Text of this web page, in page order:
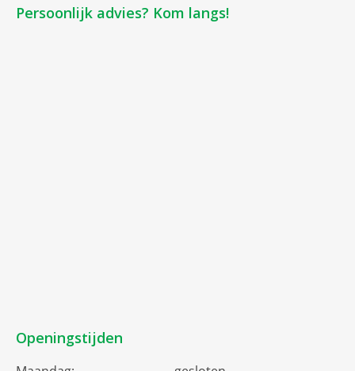
Persoonlijk advies? Kom langs!
Openingstijden